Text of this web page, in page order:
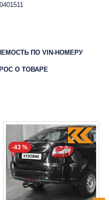
ПО VIN-НОМЕРУ
О ТОВАРЕ
-43 %